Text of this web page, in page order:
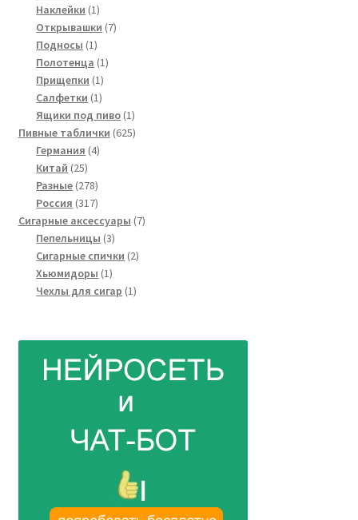
товар
Наклейки 11
товар
Открывашки 77
Подносы 11
товар
Полотенца 11
Прищепки 11
товар
Салфетки 11
товар
Ящики под пиво 11
товар
Пивные таблички 625625
Германия 44
Китай 2525
товаров
Разные 278278
товаров
Россия 317317
товаров
Сигарные аксессуары 77
Пепельницы 33
товара
Сигарные спички 22
Хьюмидоры 11
товар
Чехлы для сигар 11